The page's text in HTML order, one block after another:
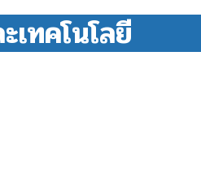
เทคโนโลยี